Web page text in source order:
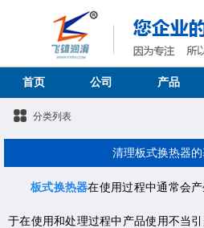
首页 公司 产品
分类列表
清理板式换热器
板式换热器在使用过程中通常会
于在使用和处理过程中产品使用不当